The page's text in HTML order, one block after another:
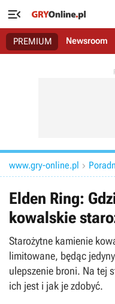

PREMIUM Newsroom
www.gry-online.pl 
Elden Ring:
kowalskie
Starożytne kamienie
limitowane, będąc
ulepszenie broni. Na tej
ich jest i jak je zdobyć.